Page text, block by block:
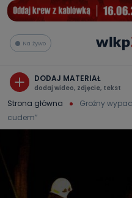
Na żywo
DODAJ MATERIAŁ
dodaj wideo, zdjęcie, tekst
Strona główna
Groźny
cudem”